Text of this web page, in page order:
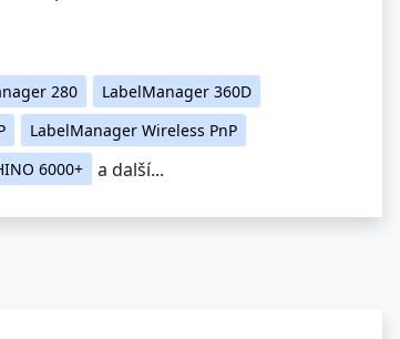
280
LabelManager 360D
LabelManager Wireless PnP
6000+ a další...